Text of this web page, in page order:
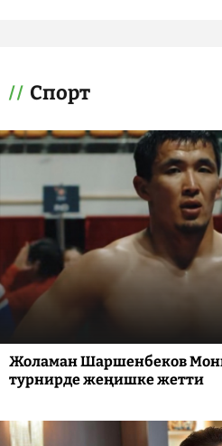
Спорт
Жоламан Шаршенбеков
турнирде жеңишке жетти